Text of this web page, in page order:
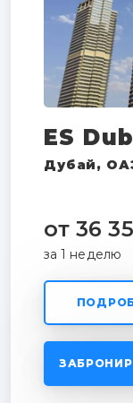
ES
Дубай,
от 36
за 1 неделю